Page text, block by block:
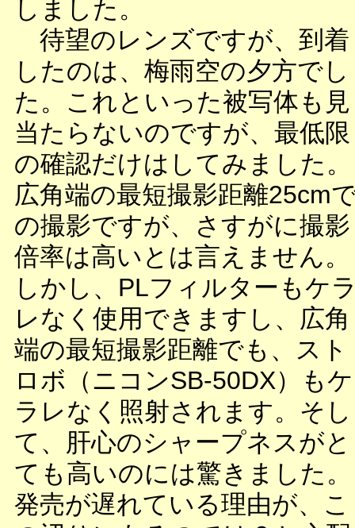
しました。
待望のレンズですが、到着
したのは、梅雨空の夕方でし
た。これといった被写体も見
当たらないのですが、最低限
の確認だけはしてみました。
広角端の最短撮影距離25cm
の撮影ですが、さすがに撮影
倍率は高いとは言えません。
しかし、PLフィルターもケ
レなく使用できますし、広角
端の最短撮影距離でも、スト
ロボ（ニコンSB-50DX）もケ
ラレなく照射されます。そし
て、肝心のシャープネスがと
ても高いのには驚きました。
発売が遅れている理由が、こ